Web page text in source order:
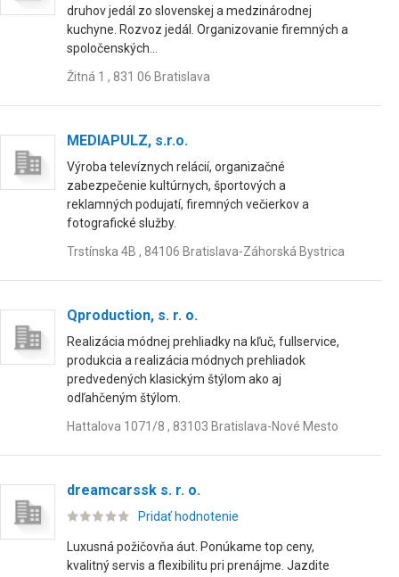
druhov jedál zo slovenskej a medzinárodnej
kuchyne. Rozvoz jedál. Organizovanie firemných a
spoločenských...
Žitná 1 , 831 06 Bratislava
MEDIAPULZ, s.r.o.
Výroba televíznych relácií, organizačné
zabezpečenie kultúrnych, športových a
reklamných podujatí, firemných večierkov a
fotografické služby.
Trstínska 4B , 84106 Bratislava-Záhorská Bystrica
Qproduction, s. r. o.
Realizácia módnej prehliadky na kľuč, fullservice,
produkcia a realizácia módnych prehliadok
predvedených klasickým štýlom ako aj
odľahčeným štýlom.
Hattalova 1071/8 , 83103 Bratislava-Nové Mesto
dreamcarssk s. r. o.
Pridať hodnotenie
Luxusná požičovňa áut. Ponúkame top ceny,
kvalitný servis a flexibilitu pri prenájme. Jazdite